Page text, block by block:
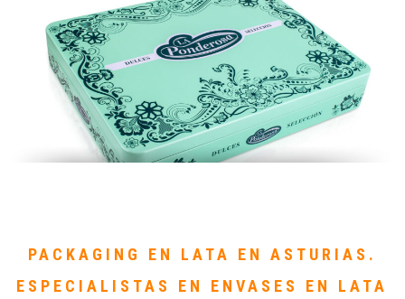
PACKAGING EN LATA EN ASTURIAS.
ESPECIALISTAS EN ENVASES EN LATA